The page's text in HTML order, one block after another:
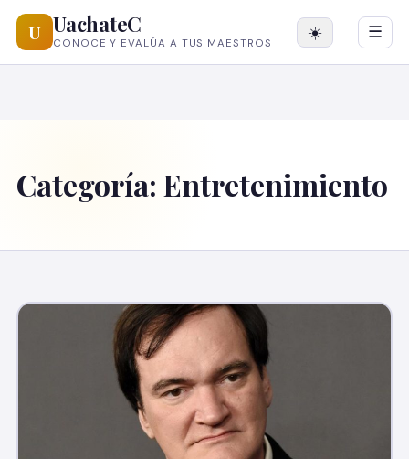
U UachateC
CONOCE Y EVALÚA A TUS MAESTROS
☀️ ☰
Categoría: Entretenimiento